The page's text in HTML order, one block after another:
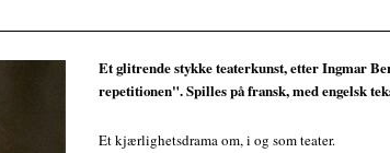
Et glitrende stykke teaterkunst, etter Ingmar
repetitionen". Spilles på fransk, med engelsk
Et kjærlighetsdrama om, i og som teater.